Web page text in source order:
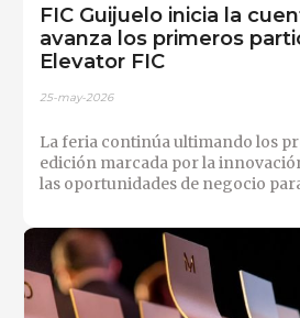
FIC Guijuelo inicia la
avanza los primeros
Elevator FIC
25-may-2026
La feria continúa ultimando los
edición marcada por la
las oportunidades de negocio